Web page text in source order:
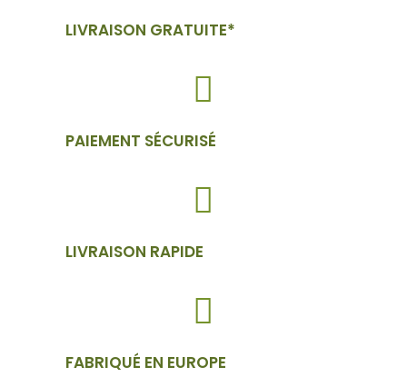
LIVRAISON GRATUITE*
PAIEMENT SÉCURISÉ
LIVRAISON RAPIDE
FABRIQUÉ EN EUROPE